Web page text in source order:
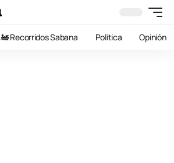
🚂 Recorridos Sabana Política Opinión